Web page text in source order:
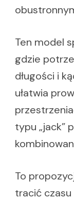
Ten model
gdzie
długości i
ułatwia
typu „jack”
To
tracić czasu